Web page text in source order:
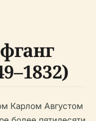
Карлом Августом